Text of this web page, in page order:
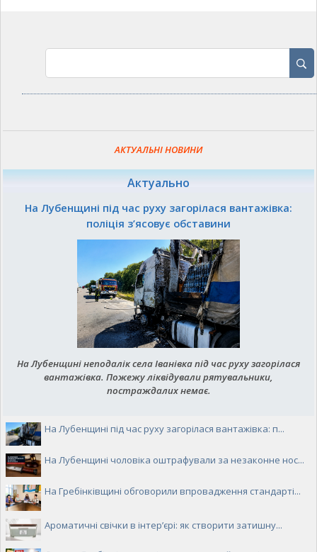
АКТУАЛЬНІ НОВИНИ
Актуально
На Лубенщині під час руху загорілася вантажівка:
поліція з’ясовує обставини
На Лубенщині неподалік села Іванівка під час руху загорілася
вантажівка. Пожежу ліквідували рятувальники,
постраждалих немає.
На Лубенщині під час руху загорілася вантажівка: п...
На Лубенщині чоловіка оштрафували за незаконне нос...
На Гребінківщині обговорили впровадження стандарті...
Ароматичні свічки в інтер’єрі: як створити затишну...